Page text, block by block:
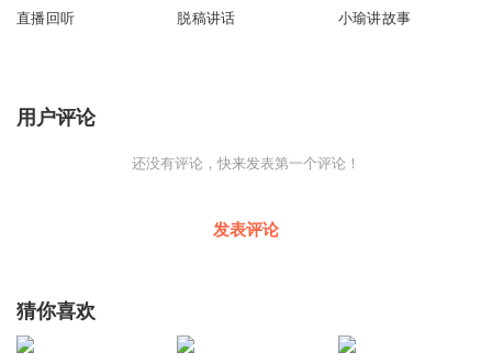
直播回听 脱稿讲话 小瑜讲故事
用户评论
还没有评论，快来发表第一个评论！
发表评论
猜你喜欢